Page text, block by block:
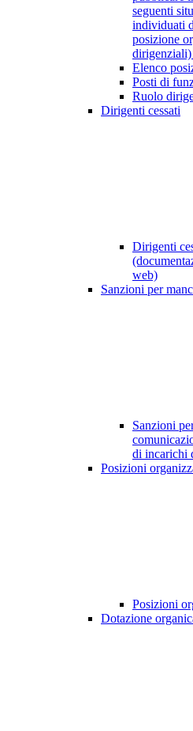
seguenti
individuati
posizione
dirigenziali)
Elenco
Posti di
Ruolo
Dirigenti cessati
Dirigenti
web)
Sanzioni per
Sanzioni
di incarichi
Posizioni
Posizioni
Dotazione